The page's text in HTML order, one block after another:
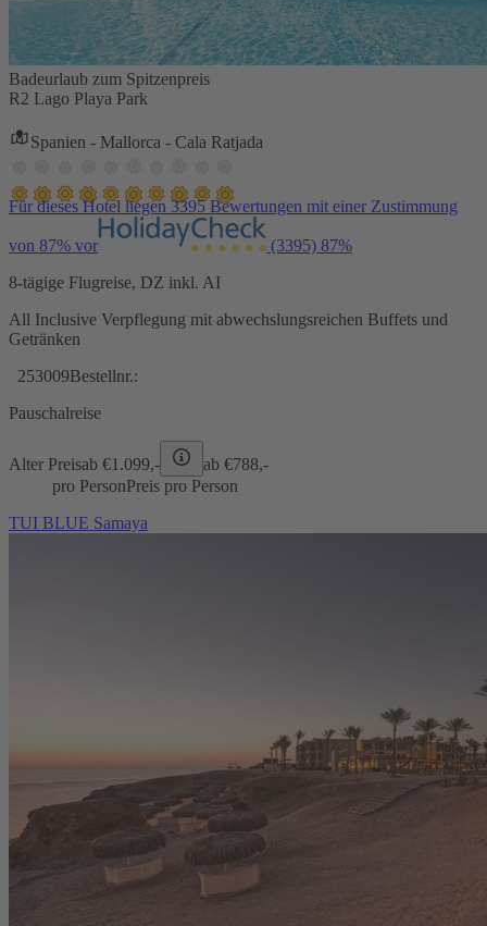
Badeurlaub zum Spitzenpreis
R2 Lago Playa Park
Spanien - Mallorca - Cala Ratjada
Für dieses Hotel liegen 3395 Bewertungen mit einer Zustimmung
von 87% vor (3395) 87%
8-tägige Flugreise, DZ inkl. AI
All Inclusive Verpflegung mit abwechslungsreichen Buffets und
Getränken
253009Bestellnr.:
Pauschalreise
Alter Preisab €1.099,- ab €788,-
pro PersonPreis pro Person
TUI BLUE Samaya